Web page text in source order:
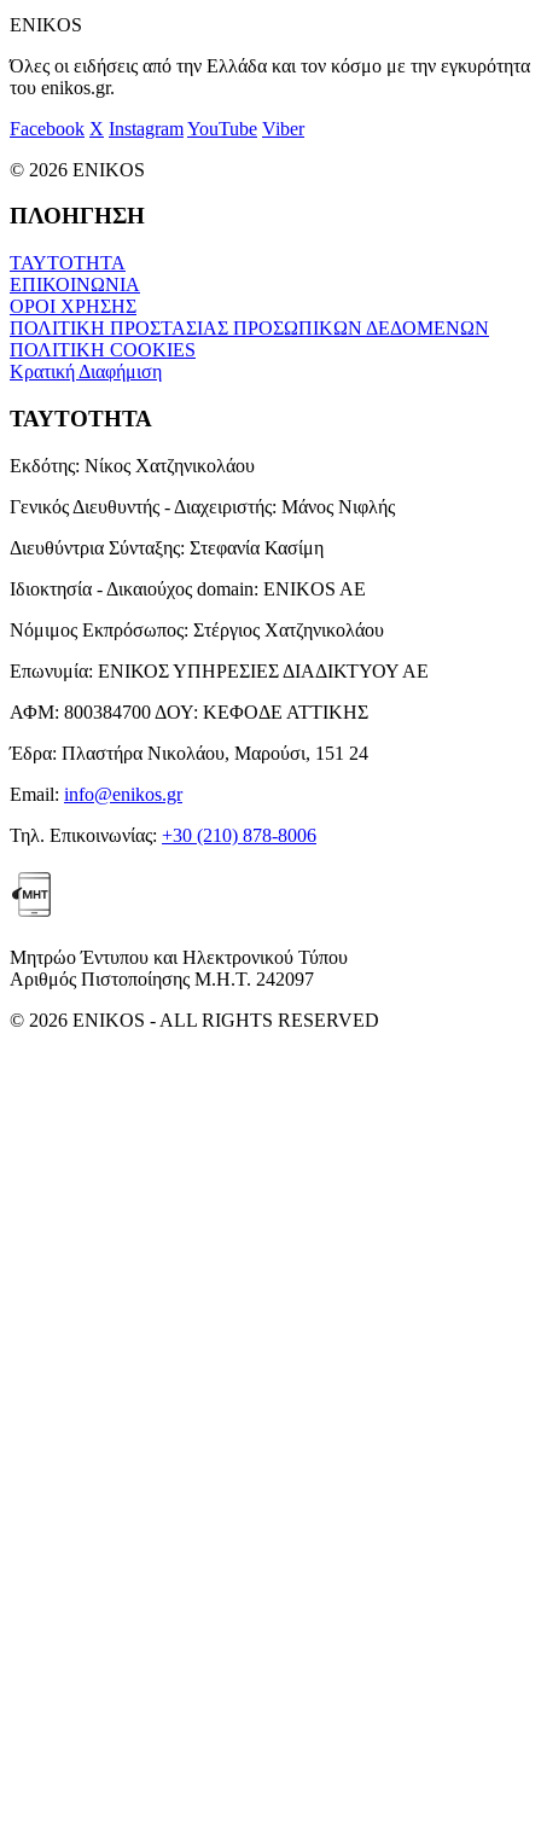
ENIKOS
Όλες οι ειδήσεις από την Ελλάδα και τον κόσμο με την εγκυρότητα
του enikos.gr.
Facebook X InstagramYouTube Viber
© 2026 ENIKOS
ΠΛΟΗΓΗΣΗ
ΤΑΥΤΟΤΗΤΑ
ΕΠΙΚΟΙΝΩΝΙΑ
ΟΡΟΙ ΧΡΗΣΗΣ
ΠΟΛΙΤΙΚΗ ΠΡΟΣΤΑΣΙΑΣ ΠΡΟΣΩΠΙΚΩΝ ΔΕΔΟΜΕΝΩΝ
ΠΟΛΙΤΙΚΗ COOKIES
Κρατική Διαφήμιση
ΤΑΥΤΟΤΗΤΑ
Εκδότης: Νίκος Χατζηνικολάου
Γενικός Διευθυντής - Διαχειριστής: Μάνος Νιφλής
Διευθύντρια Σύνταξης: Στεφανία Κασίμη
Ιδιοκτησία - Δικαιούχος domain: ENIKOS AE
Νόμιμος Εκπρόσωπος: Στέργιος Χατζηνικολάου
Επωνυμία: ΕΝΙΚΟΣ ΥΠΗΡΕΣΙΕΣ ΔΙΑΔΙΚΤΥΟΥ ΑΕ
ΑΦΜ: 800384700 ΔΟΥ: ΚΕΦΟΔΕ ΑΤΤΙΚΗΣ
Έδρα: Πλαστήρα Νικολάου, Μαρούσι, 151 24
Email: info@enikos.gr
Τηλ. Επικοινωνίας: +30 (210) 878-8006
Μητρώο Έντυπου και Ηλεκτρονικού Τύπου
Αριθμός Πιστοποίησης Μ.Η.Τ. 242097
© 2026 ENIKOS - ALL RIGHTS RESERVED